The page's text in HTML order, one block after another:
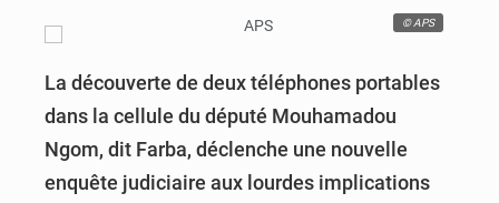
© APS
La découverte de deux téléphones portables
dans la cellule du député Mouhamadou
Ngom, dit Farba, déclenche une nouvelle
enquête judiciaire aux lourdes implications